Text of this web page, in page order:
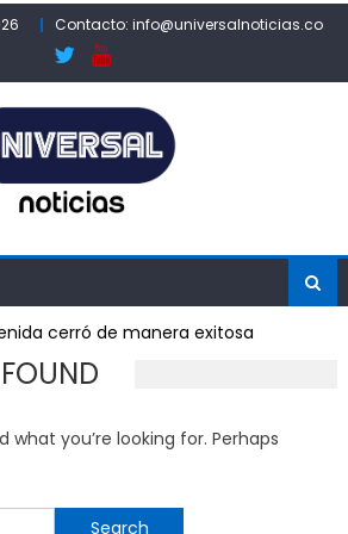
Contacto: info@universalnoticias.co
cerró de manera exitosa
what you’re looking for. Perhaps